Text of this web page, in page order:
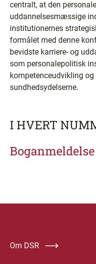
centralt, at den
uddannelsesmæssige
institutionernes
formålet med denne
bevidste karriere- og
som personalepolitisk
kompetenceudvikling
sundhedsydelserne.
I HVERT
Boganmeldelse
Om DSR